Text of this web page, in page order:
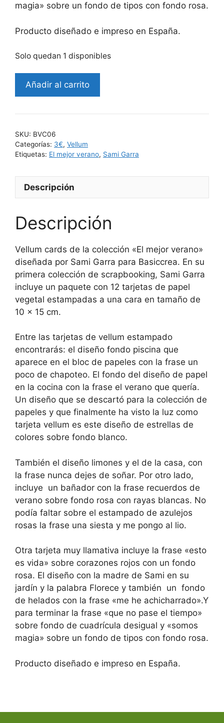
magia» sobre un fondo de tipos con fondo rosa.
Producto diseñado e impreso en España.
Solo quedan 1 disponibles
Añadir al carrito
SKU: BVC06
Categorías: 3€, Vellum
Etiquetas: El mejor verano, Sami Garra
Descripción
Descripción
Vellum cards de la colección «El mejor verano»
diseñada por Sami Garra para Basiccrea. En su
primera colección de scrapbooking, Sami Garra
incluye un paquete con 12 tarjetas de papel
vegetal estampadas a una cara en tamaño de
10 x 15 cm.
Entre las tarjetas de vellum estampado
encontrarás: el diseño fondo piscina que
aparece en el bloc de papeles con la frase un
poco de chapoteo. El fondo del diseño de papel
en la cocina con la frase el verano que quería.
Un diseño que se descartó para la colección de
papeles y que finalmente ha visto la luz como
tarjeta vellum es este diseño de estrellas de
colores sobre fondo blanco.
También el diseño limones y el de la casa, con
la frase nunca dejes de soñar. Por otro lado,
incluye un bañador con la frase recuerdos de
verano sobre fondo rosa con rayas blancas. No
podía faltar sobre el estampado de azulejos
rosas la frase una siesta y me pongo al lio.
Otra tarjeta muy llamativa incluye la frase «esto
es vida» sobre corazones rojos con un fondo
rosa. El diseño con la madre de Sami en su
jardín y la palabra Florece y también un fondo
de helados con la frase «me he achicharrado».Y
para terminar la frase «que no pase el tiempo»
sobre fondo de cuadrícula desigual y «somos
magia» sobre un fondo de tipos con fondo rosa.
Producto diseñado e impreso en España.